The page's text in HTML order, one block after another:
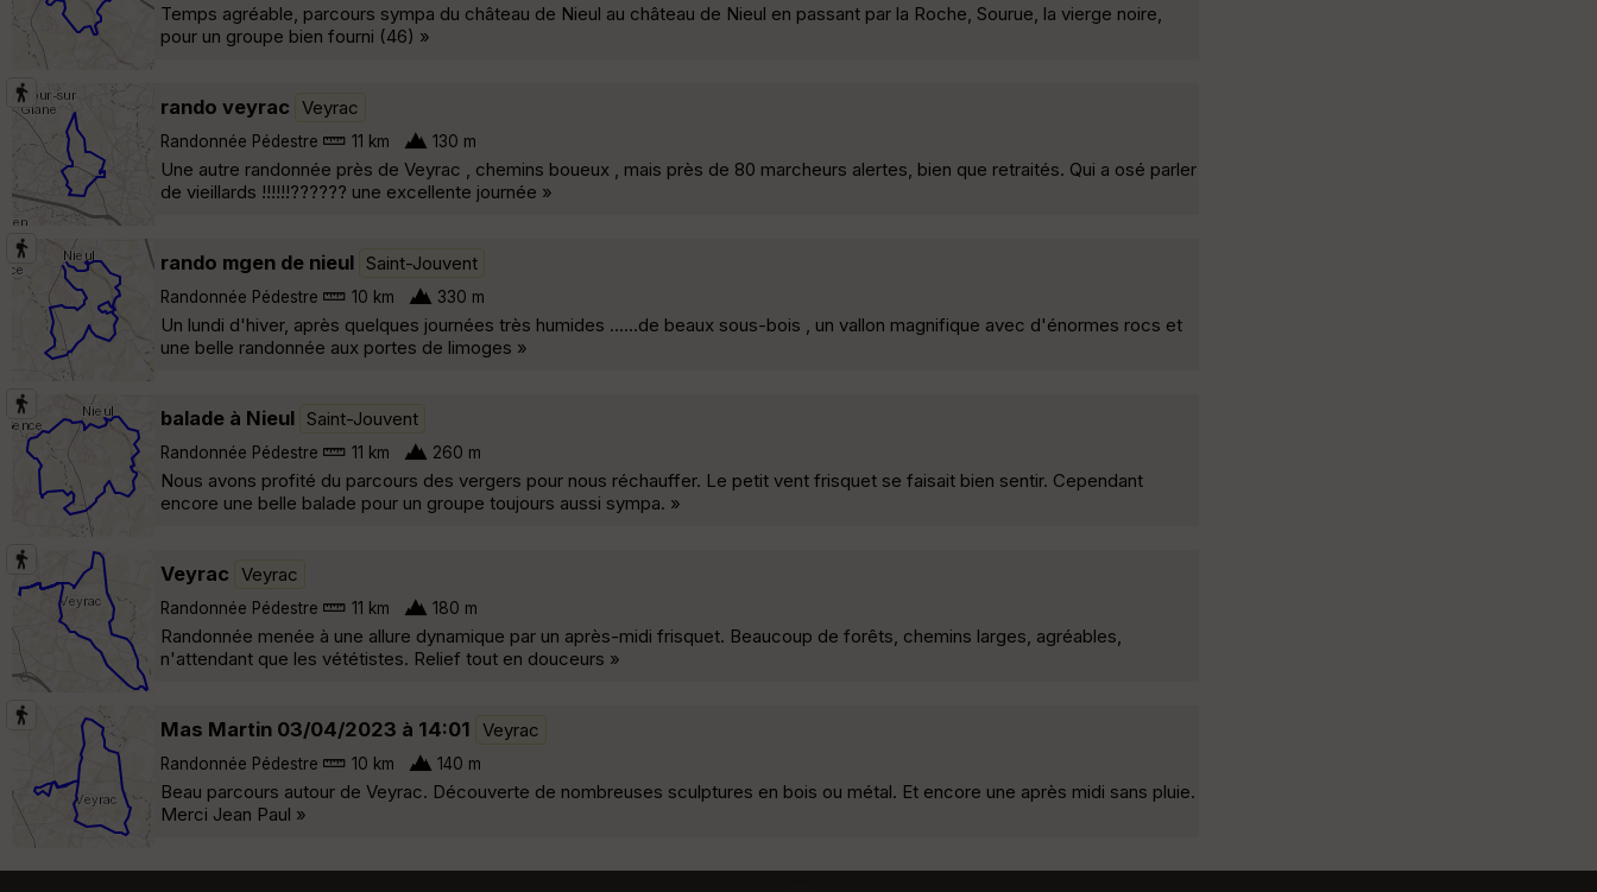
Temps agréable, parcours sympa du château de Nieul au château de Nieul en passant par la Roche, Sourue, la vierge noire,
pour un groupe bien fourni (46) »
rando veyrac Veyrac
Randonnée Pédestre 11 km 130 m
Une autre randonnée près de Veyrac , chemins boueux , mais près de 80 marcheurs alertes, bien que retraités. Qui a osé parler
de vieillards !!!!!!?????? une excellente journée »
rando mgen de nieul Saint-Jouvent
Randonnée Pédestre 10 km 330 m
Un lundi d'hiver, après quelques journées très humides ......de beaux sous-bois , un vallon magnifique avec d'énormes rocs et
une belle randonnée aux portes de limoges »
balade à Nieul Saint-Jouvent
Randonnée Pédestre 11 km 260 m
Nous avons profité du parcours des vergers pour nous réchauffer. Le petit vent frisquet se faisait bien sentir. Cependant
encore une belle balade pour un groupe toujours aussi sympa. »
Veyrac Veyrac
Randonnée Pédestre 11 km 180 m
Randonnée menée à une allure dynamique par un après-midi frisquet. Beaucoup de forêts, chemins larges, agréables,
n'attendant que les vététistes. Relief tout en douceurs »
Mas Martin 03/04/2023 à 14:01 Veyrac
Randonnée Pédestre 10 km 140 m
Beau parcours autour de Veyrac. Découverte de nombreuses sculptures en bois ou métal. Et encore une après midi sans pluie.
Merci Jean Paul »